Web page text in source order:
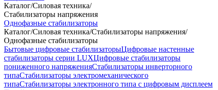
Каталог/Силовая техника/
Стабилизаторы напряжения
Однофазные стабилизаторы
Каталог/Силовая техника/Стабилизаторы напряжения/
Однофазные стабилизаторы
Бытовые цифровые стабилизаторыЦифровые настенные
стабилизаторы серии LUXЦифровые стабилизаторы
пониженного напряженияСтабилизаторы инверторного
типаСтабилизаторы электромеханического
типаСтабилизаторы электронного типа с цифровым дисплеем